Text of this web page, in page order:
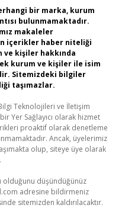
bir marka, kurum
bulunmamaktadır.
makaleler
içerikler haber niteliği
ve kişiler hakkında
kurum ve kişiler ile isim
Sitemizdeki bilgiler
taşımazlar.
Teknolojileri ve İletişim
Yer Sağlayıcı olarak hizmet
proaktif olarak denetleme
Ancak, üyelerimiz
olup, siteye üye olarak
olduğunu düşündüğünüz
adresine bildirmeniz
sitemizden kaldırılacaktır.